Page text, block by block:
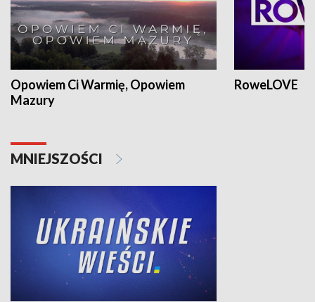
Opowiem Ci Warmię, Opowiem
Mazury
RoweLOVE
MNIEJSZOŚCI